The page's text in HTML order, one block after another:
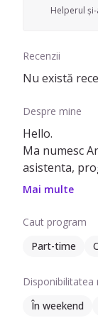
Helperul
Recenzii
Nu există
Despre mine
Hello.
Ma numesc
asistenta,
Iar ceea ce
lumea
Mai multe
Caut program
Part-time
Disponibilitatea
În weekend